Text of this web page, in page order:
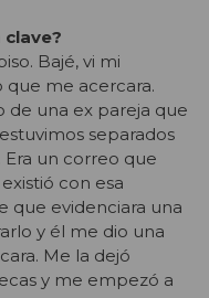
Bajé, vi mi
que me acercara.
de una ex pareja que
separados
un correo que
con esa
que evidenciara una
y él me dio una
Me la dejó
y me empezó a